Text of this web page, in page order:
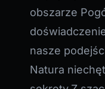
obszarze
nasze
Natura